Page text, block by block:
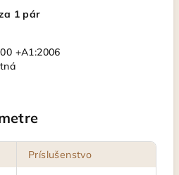
1 pár
+A1:2006
Príslušenstvo